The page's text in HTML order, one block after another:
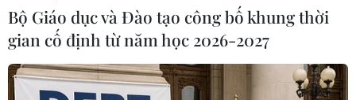
Cửa kính tại một nhà hàng ở Christchurch vỡ vụn. (Nguồn: Daily
Mail)
Bộ Giáo dục và Đào tạo công bố khung thời
gian cố định từ năm học 2026-2027